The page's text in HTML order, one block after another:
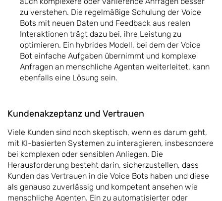
zu verstehen. Die regelmäßige Schulung der Voice
Bots mit neuen Daten und Feedback aus realen
Interaktionen trägt dazu bei, ihre Leistung zu
optimieren. Ein hybrides Modell, bei dem der Voice
Bot einfache Aufgaben übernimmt und komplexe
Anfragen an menschliche Agenten weiterleitet, kann
ebenfalls eine Lösung sein.
Kundenakzeptanz und Vertrauen
Viele Kunden sind noch skeptisch, wenn es darum geht,
mit KI-basierten Systemen zu interagieren, insbesondere
bei komplexen oder sensiblen Anliegen. Die
Herausforderung besteht darin, sicherzustellen, dass
Kunden das Vertrauen in die Voice Bots haben und diese
als genauso zuverlässig und kompetent ansehen wie
menschliche Agenten. Ein zu automatisierter oder